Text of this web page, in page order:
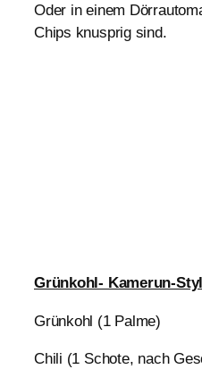
Oder in einem
Chips knusprig sind.
Grünkohl- Kamerun-
Grünkohl (1 Palme)
Chili (1 Schote, nach